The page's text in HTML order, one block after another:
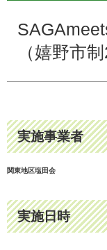
（嬉野市
実施事業者
関東地区塩田会
実施日時